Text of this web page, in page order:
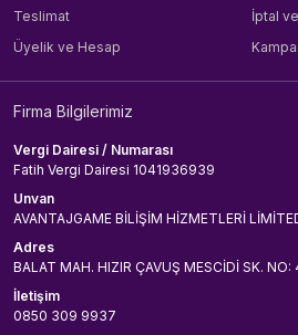
Teslimat
İptal
Üyelik ve Hesap
Firma Bilgilerimiz
Vergi Dairesi / Numarası
Fatih Vergi Dairesi 1041936939
Unvan
AVANTAJGAME BİLİŞİM HİZMETLERİ
Adres
BALAT MAH. HIZIR ÇAVUŞ MESCİDİ SK.
İletişim
0850 309 9937